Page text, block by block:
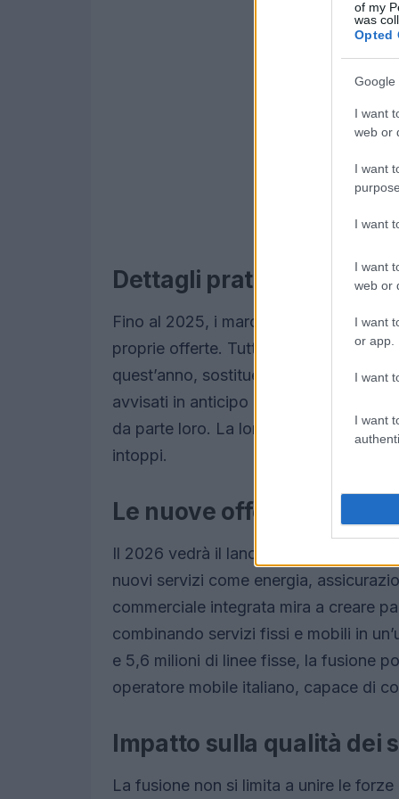
of my
was
Opted
Google
I want
web or
I want
I want
I want
web or
I want
or app.
I want
I want
Dettagli pratici della
Fino al 2025, i marchi Fastweb,
proprie offerte. Tuttavia, il passaggio
quest’anno, sostituendo l’attuale
avvisati in anticipo riguardo alla
da parte loro. La loro SIM rimarrà
intoppi.
Le nuove offerte
Il 2026 vedrà il lancio delle prime
nuovi servizi come energia,
commerciale integrata mira a creare
combinando servizi fissi e mobili in
e 5,6 milioni di linee fisse, la fusione
operatore mobile italiano, capace di
Impatto sulla qualità dei
La fusione non si limita a unire le